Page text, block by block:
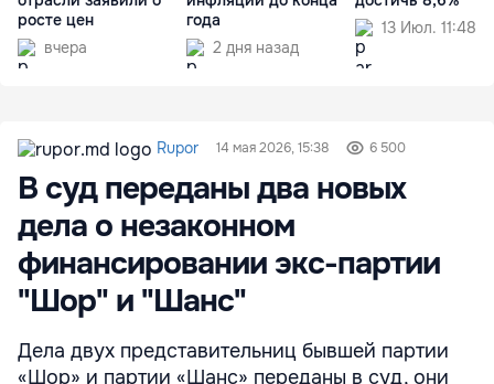
росте цен
вчера
года
2 дня назад
13 Июл. 11:48
Rupor 14 мая 2026, 15:38 6 500
В суд переданы два новых
дела о незаконном
финансировании экс-партии
"Шор" и "Шанс"
Дела двух представительниц бывшей партии
«Шор» и партии «Шанс» переданы в суд, они